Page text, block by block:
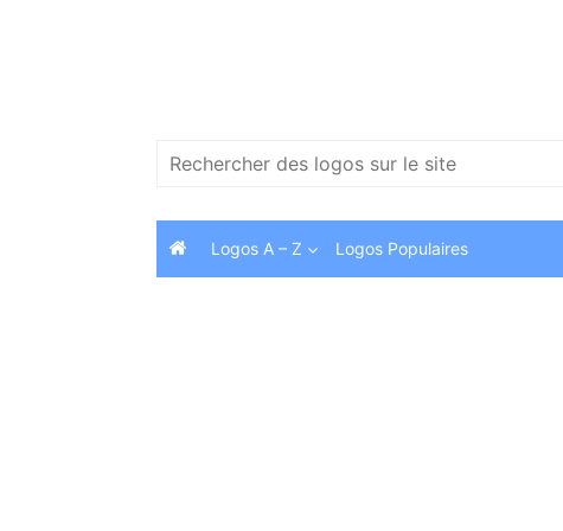
Search
Logos A – Z Logos Populaires